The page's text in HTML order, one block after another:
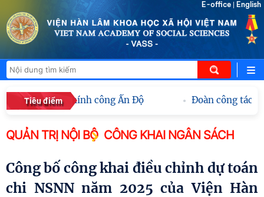
E-office English
Tiêu điểm
lý Hành chính công Ấn Độ Đoàn công tác
QUẢN TRỊ NỘI BỘ CÔNG KHAI NGÂN SÁCH
Công bố công khai điều chỉnh dự toán
chi NSNN năm 2025 của Viện Hàn